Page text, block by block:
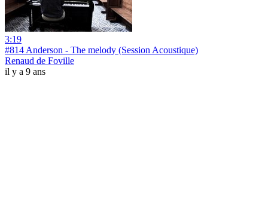
3:19
#814 Anderson - The melody (Session Acoustique)
Renaud de Foville
il y a 9 ans